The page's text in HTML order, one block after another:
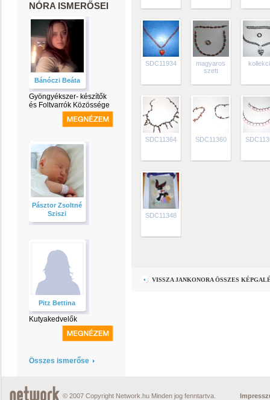
NÓRA ISMERŐSEI
Bánóczi Beáta
Gyöngyékszer- készítők
és Foltvarrók Közössége
Pásztor Zsoltné
Sziszi
Pitz Bettina
Kutyakedvelők
Összes ismerőse
SDC11934
magyaros
szett
SDC11364 SDC11360
SDC11348
VISSZA JANKONORA ÖSSZES
© 2007 Copyright Network.hu Minden jog fenntartva.